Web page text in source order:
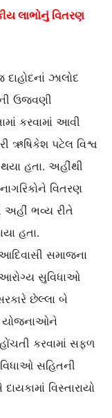
લાભોનું વિતરણ
ઝાલોદ
ઉજવણી
કરવામાં આવી
ઋષિકેશ પટેલ વિશ્વ
હતા. અહીંથી
વિતરણ
અહીં ભવ્ય રીતે
હતા.
સમાજના
આરોગ્ય સુવિધાઓ
છેલ્લા બે
યોજનાઓને
કરવામાં સફળ
સહિતની
વિસ્તારાયો